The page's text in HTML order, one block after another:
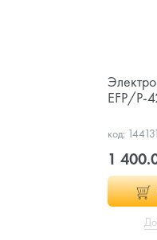
EFP/P-
код: 144131
1